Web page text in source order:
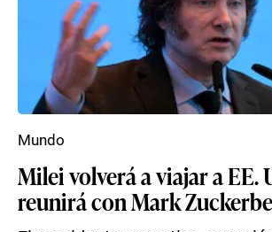
Milei volverá a viajar a EE.
reunirá con Mark
Mundo